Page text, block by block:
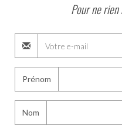
Pour ne rien
Prénom
Nom